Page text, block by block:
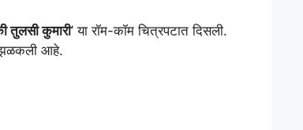
तुलसी कुमारी’ या रॉम-कॉम चित्रपटात दिसली.
झळकली आहे.